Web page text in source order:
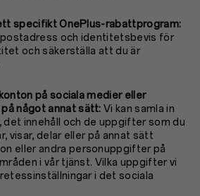
specifikt OnePlus-rabattprogram:
postadress och identitetsbevis för
och säkerställa att du är
på sociala medier eller
något annat sätt:Vi kan samla in
innehåll och de uppgifter som du
visar, delar eller på annat sätt
eller andra personuppgifter på
i vår tjänst. Vilka uppgifter vi
i det sociala